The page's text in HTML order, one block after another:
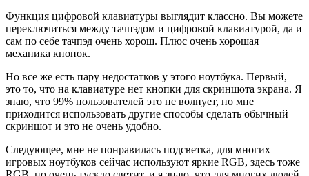
Функция цифровой клавиатуры выглядит классно. Вы можете
переключиться между тачпэдом и цифровой клавиатурой, да и
сам по себе тачпэд очень хорош. Плюс очень хорошая
механика кнопок.
Но все же есть пару недостатков у этого ноутбука. Первый,
это то, что на клавиатуре нет кнопки для скриншота экрана. Я
знаю, что 99% пользователей это не волнует, но мне
приходится использовать другие способы сделать обычный
скриншот и это не очень удобно.
Следующее, мне не понравилась подсветка, для многих
игровых ноутбуков сейчас используют яркие RGB, здесь тоже